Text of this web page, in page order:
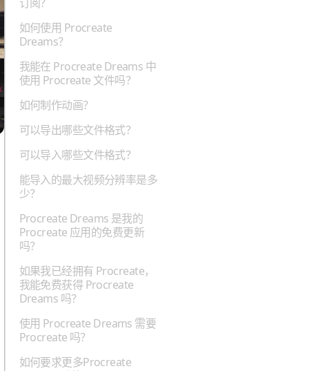
如何使用 Procreate
Dreams？
我能在 Procreate Dreams 中
使用 Procreate 文件吗？
如何制作动画？
可以导出哪些文件格式？
可以导入哪些文件格式？
能导入的最大视频分辨率是多
少？
Procreate Dreams 是我的
Procreate 应用的免费更新
吗？
如果我已经拥有 Procreate，
我能免费获得 Procreate
Dreams 吗？
使用 Procreate Dreams 需要
Procreate 吗？
如何要求更多Procreate